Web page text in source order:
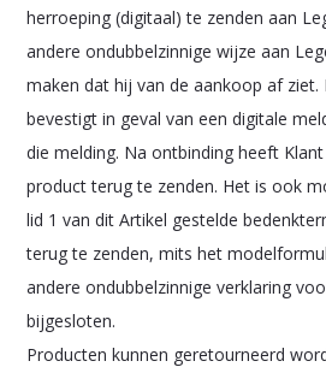
herroeping (digitaal) te zenden aan
andere ondubbelzinnige wijze aan
maken dat hij van de aankoop af ziet.
bevestigt in geval van een digitale
die melding. Na ontbinding heeft
product terug te zenden. Het is ook
lid 1 van dit Artikel gestelde
terug te zenden, mits het
andere ondubbelzinnige verklaring
bijgesloten.
Producten kunnen geretourneerd